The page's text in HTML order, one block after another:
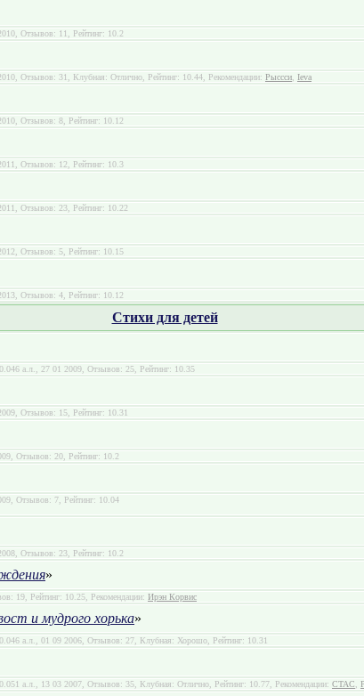
Отзывов: 11, Рейтинг: 10.2
Отзывов: 31, Клубная: Отлично, Рейтинг: 10.44, Рекомендации: Рыссси, Ieva
Отзывов: 8, Рейтинг: 10.12
Отзывов: 12, Рейтинг: 10.3
Отзывов: 23, Рейтинг: 10.22
Отзывов: 5, Рейтинг: 10.15
Отзывов: 4, Рейтинг: 10.12
Стихи для детей
а.л., 27 01 2009, Отзывов: 25, Рейтинг: 10.35
Отзывов: 15, Рейтинг: 10.31
Отзывов: 20, Рейтинг: 10.2
Отзывов: 7, Рейтинг: 10.04
Отзывов: 23, Рейтинг: 10.2
»
19, Рейтинг: 10.25, Рекомендации: Ирэн Корвис
и мудрого хорька»
а.л., 01 09 2006, Отзывов: 27, Клубная: Хорошо, Рейтинг: 10.31
а.л., 13 03 2007, Отзывов: 35, Клубная: Отлично, Рейтинг: 10.77, Рекомендации: CTAC,